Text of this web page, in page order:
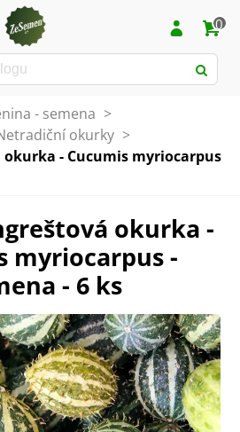
0
- semena >
okurky >
- Cucumis myriocarpus
okurka -
myriocarpus -
- 6 ks